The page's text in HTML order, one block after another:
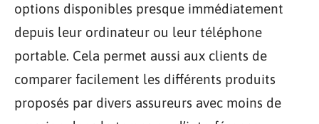
options disponibles presque immédiatement
depuis leur ordinateur ou leur téléphone
portable. Cela permet aussi aux clients de
comparer facilement les différents produits
proposés par divers assureurs avec moins de